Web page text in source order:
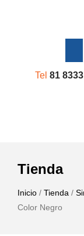
Tel 81
Tienda
Inicio / Tienda /
Color Negro